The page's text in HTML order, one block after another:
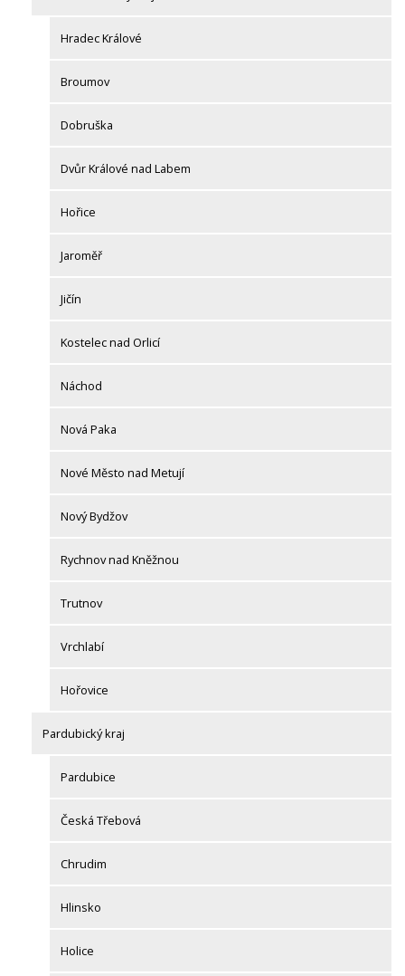
Hradec Králové
Broumov
Dobruška
Dvůr Králové nad Labem
Hořice
Jaroměř
Jičín
Kostelec nad Orlicí
Náchod
Nová Paka
Nové Město nad Metují
Nový Bydžov
Rychnov nad Kněžnou
Trutnov
Vrchlabí
Hořovice
Pardubický kraj
Pardubice
Česká Třebová
Chrudim
Hlinsko
Holice